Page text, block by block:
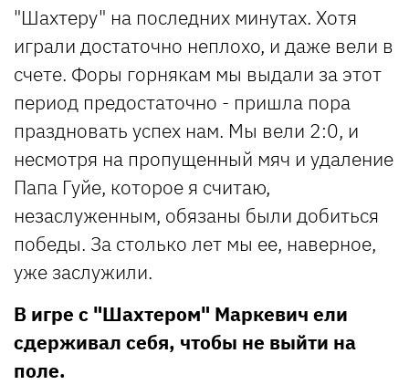
"Шахтеру" на последних минутах. Хотя
играли достаточно неплохо, и даже вели в
счете. Форы горнякам мы выдали за этот
период предостаточно - пришла пора
праздновать успех нам. Мы вели 2:0, и
несмотря на пропущенный мяч и удаление
Папа Гуйе, которое я считаю,
незаслуженным, обязаны были добиться
победы. За столько лет мы ее, наверное,
уже заслужили.
В игре с "Шахтером" Маркевич ели
сдерживал себя, чтобы не выйти на
поле.